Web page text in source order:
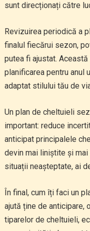
sunt direcționați către
Revizuirea periodică a
finalul fiecărui sezon,
putea fi ajustat.
planificarea pentru anul
adaptat stilului tău de
Un plan de cheltuieli
important: reduce
anticipat principalele
devin mai liniștite și
situații neașteptate, ai
În final, cum îți faci un
ajută ține de anticipare,
tiparelor de cheltuieli,